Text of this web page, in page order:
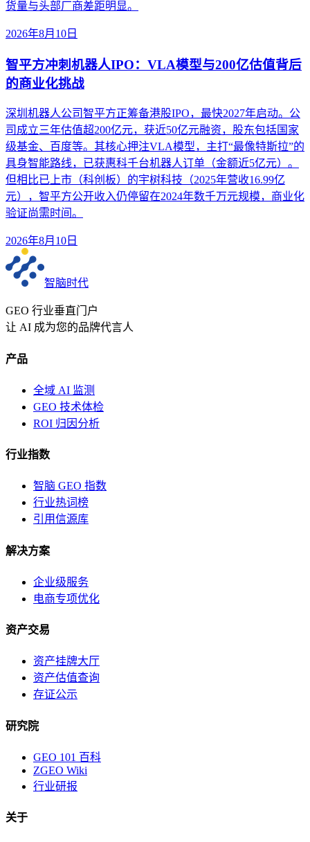
货量与头部厂商差距明显。
2026年8月10日
智平方冲刺机器人IPO：VLA模型与200亿估值背后
的商业化挑战
深圳机器人公司智平方正筹备港股IPO，最快2027年启动。公
司成立三年估值超200亿元，获近50亿元融资，股东包括国家
级基金、百度等。其核心押注VLA模型，主打“最像特斯拉”的
具身智能路线，已获惠科千台机器人订单（金额近5亿元）。
但相比已上市（科创板）的宇树科技（2025年营收16.99亿
元），智平方公开收入仍停留在2024年数千万元规模，商业化
验证尚需时间。
2026年8月10日
智脑时代
GEO 行业垂直门户
让 AI 成为您的品牌代言人
产品
全域 AI 监测
GEO 技术体检
ROI 归因分析
行业指数
智脑 GEO 指数
行业热词榜
引用信源库
解决方案
企业级服务
电商专项优化
资产交易
资产挂牌大厅
资产估值查询
存证公示
研究院
GEO 101 百科
ZGEO Wiki
行业研报
关于